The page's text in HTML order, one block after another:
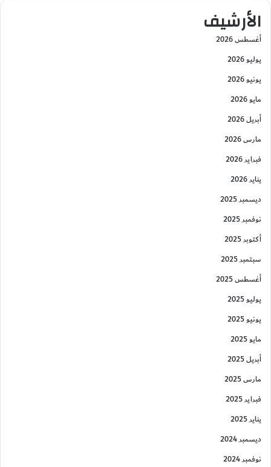
الأرشيف
أغسطس 2026
يوليو 2026
يونيو 2026
مايو 2026
أبريل 2026
مارس 2026
فبراير 2026
يناير 2026
ديسمبر 2025
نوفمبر 2025
أكتوبر 2025
سبتمبر 2025
أغسطس 2025
يوليو 2025
يونيو 2025
مايو 2025
أبريل 2025
مارس 2025
فبراير 2025
يناير 2025
ديسمبر 2024
نوفمبر 2024